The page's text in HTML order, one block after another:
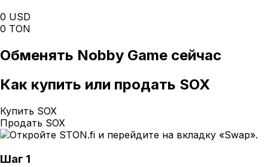
0 USD
0 TON
Обменять Nobby Game сейчас
Как купить или продать SOX
Купить SOX
Продать SOX
Шаг 1